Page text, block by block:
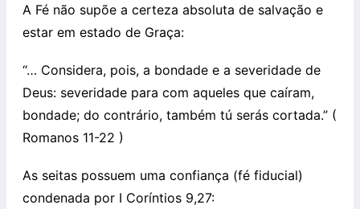
A Fé não supõe a certeza absoluta de salvação e
estar em estado de Graça:
“… Considera, pois, a bondade e a severidade de
Deus: severidade para com aqueles que caíram,
bondade; do contrário, também tú serás cortada.” (
Romanos 11-22 )
As seitas possuem uma confiança (fé fiducial)
condenada por I Coríntios 9,27: